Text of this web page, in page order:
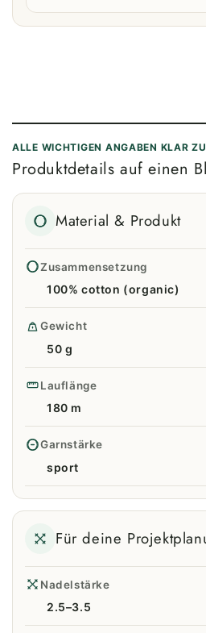
ALLE WICHTIGEN ANGABEN KLAR
Produktdetails auf einen
Material & Produkt
Zusammensetzung
100% cotton (organic)
Gewicht
50 g
Lauflänge
180 m
Garnstärke
sport
Für deine
Nadelstärke
2.5–3.5